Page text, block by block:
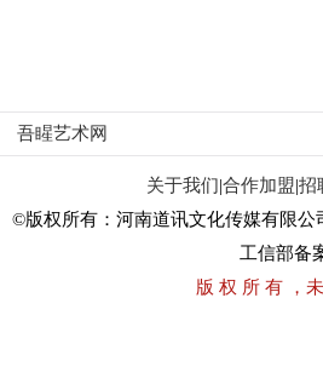
吾睲艺术网
关于我们|合作加盟|招
©版权所有：河南道讯文化传媒有限
工信部备
版 权 所 有 ，